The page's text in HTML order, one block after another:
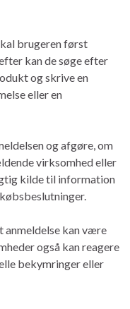
brugeren først
kan de søge efter
og skrive en
eller en
og afgøre, om
virksomhed eller
kilde til information
kan være
også kan reagere
bekymringer eller